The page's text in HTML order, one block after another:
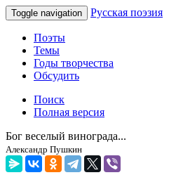
Toggle navigation Русская поэзия
Поэты
Темы
Годы творчества
Обсудить
Поиск
Полная версия
Бог веселый винограда...
Александр Пушкин